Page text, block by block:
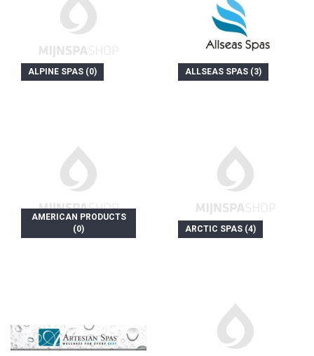
ALPINE SPAS (0) ALLSEAS SPAS (3)
AMERICAN PRODUCTS
(0)
ARCTIC SPAS (4)